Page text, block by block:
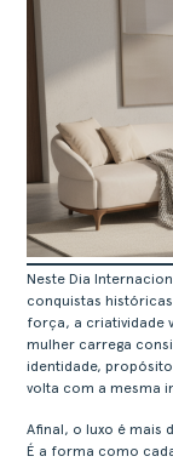
Neste Dia
conquistas
força, a criatividade
mulher carrega
identidade,
volta com a mesma
Afinal, o luxo é mais
É a forma como